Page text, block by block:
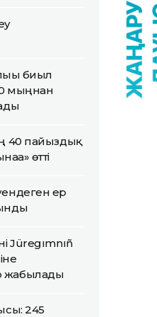
биыл
мыңнан
40 пайыздық
өтті
ер
Jüregımnıñ
жабылады
245